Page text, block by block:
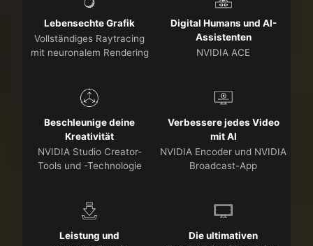
Lebensechte Grafik
Vollständiges Raytracing
mit neuronalem Rendering
Digital Humans und AI-
Assistenten
NVIDIA ACE
Beschleunige deine
Kreativität
NVIDIA Studio Creator-
Tools und -Technologie
Verbessere jedes Video
mit AI
NVIDIA Encoder und NVIDIA
Broadcast-App
Leistung und
Die ultimativen